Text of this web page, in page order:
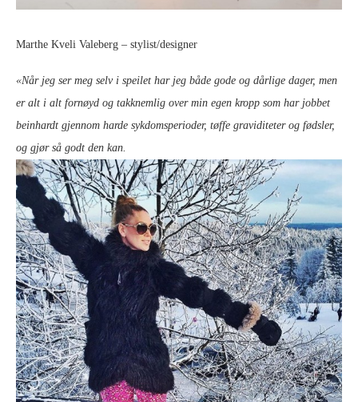
Marthe Kveli Valeberg – stylist/designer
«Når jeg ser meg selv i speilet har jeg både gode og dårlige dager, men
er alt i alt fornøyd og takknemlig over min egen kropp som har jobbet
beinhardt gjennom harde sykdomsperioder, tøffe graviditeter og fødsler,
og gjør så godt den kan.